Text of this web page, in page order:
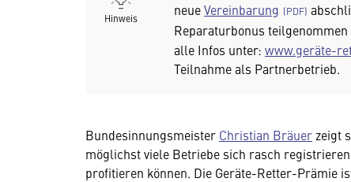
Hinweis
neueVereinbarung
Reparaturbonus teilgenommen
alle Infos unter: www.geräte-
Teilnahme als Partnerbetrieb.
Bundesinnungsmeister Christian Bräuer zeigt
möglichst viele Betriebe sich rasch
profitieren können. Die Geräte-Retter-Prämie